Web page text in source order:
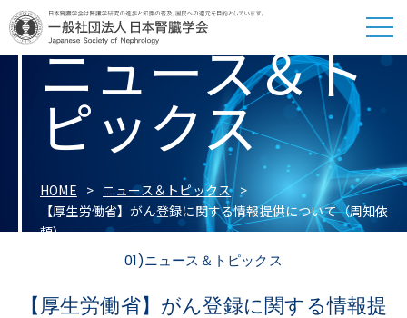
ニュース＆ト
ピックス
HOME
ニュース＆トピックス
【厚生労働省】がん登録に関する情報提供について（周知依
頼）
01)ニュース＆トピックス
【厚生労働省】がん登録に関する情報提